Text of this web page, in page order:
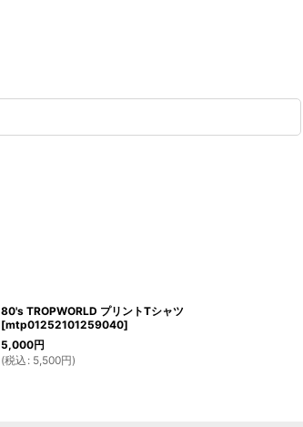
80's TROPWORLD プリントTシャツ
[mtp01252101259040]
5,000円
(税込 : 5,500円)